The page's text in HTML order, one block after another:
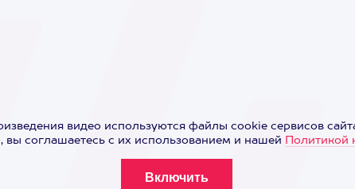
видео используются файлы cookie сервисов
соглашаетесь с их использованием и нашей Политикой